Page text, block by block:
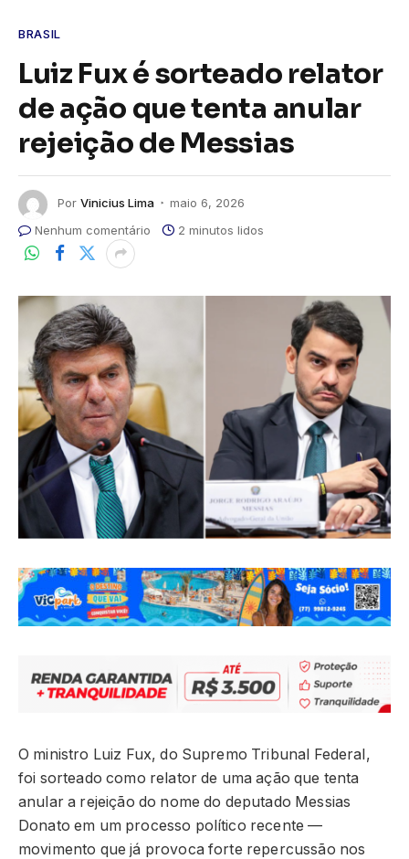
BRASIL
Luiz Fux é sorteado relator
de ação que tenta anular
rejeição de Messias
Por Vinicius Lima
maio 6, 2026
Nenhum comentário
2 minutos lidos
O ministro Luiz Fux, do Supremo Tribunal Federal,
foi sorteado como relator de uma ação que tenta
anular a rejeição do nome do deputado Messias
Donato em um processo político recente —
movimento que já provoca forte repercussão nos